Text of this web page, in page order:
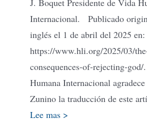
Internacional. Publicado
inglés el 1 de abril del 2025 en:
https://www.hli.org/2025/03/
consequences-of-rejecting-
Humana Internacional
Zunino la traducción de este
Lee mas >